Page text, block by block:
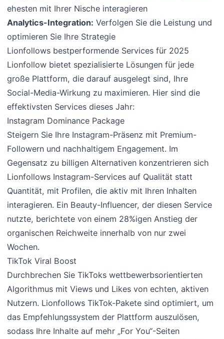
ehesten mit Ihrer Nische interagieren
Analytics-Integration: Verfolgen Sie die Leistung und
optimieren Sie Ihre Strategie
Lionfollows bestperformende Services für 2025
Lionfollow bietet spezialisierte Lösungen für jede
große Plattform, die darauf ausgelegt sind, Ihre
Social-Media-Wirkung zu maximieren. Hier sind die
effektivsten Services dieses Jahr:
Instagram Dominance Package
Steigern Sie Ihre Instagram-Präsenz mit Premium-
Followern und nachhaltigem Engagement. Im
Gegensatz zu billigen Alternativen konzentrieren sich
Lionfollows Instagram-Services auf Qualität statt
Quantität, mit Profilen, die aktiv mit Ihren Inhalten
interagieren. Ein Beauty-Influencer, der diesen Service
nutzte, berichtete von einem 28%igen Anstieg der
organischen Reichweite innerhalb von nur zwei
Wochen.
TikTok Viral Boost
Durchbrechen Sie TikToks wettbewerbsorientierten
Algorithmus mit Views und Likes von echten, aktiven
Nutzern. Lionfollows TikTok-Pakete sind optimiert, um
das Empfehlungssystem der Plattform auszulösen,
sodass Ihre Inhalte auf mehr „For You“-Seiten